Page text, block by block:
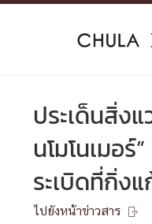
Skip
ประเด็นสิ่ง
นโมโนเมอร์
ระเบิดที่กิ่งแ
ไปยังหน้าข่าวสาร 